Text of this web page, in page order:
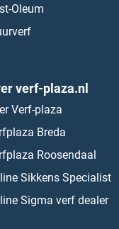
Oleum
verf-plaza.nl
Verf-plaza
Breda
Roosendaal
Sikkens Specialist
Sigma verf dealer